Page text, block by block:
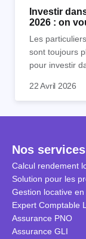
Investir
2026 : on
Les
sont toujours
pour investir
nombreux
expliquons
22 Avril 2026
Nos services
Calcul rendement
Solution pour les
Gestion locative en
Expert Comptable
Assurance PNO
Assurance GLI